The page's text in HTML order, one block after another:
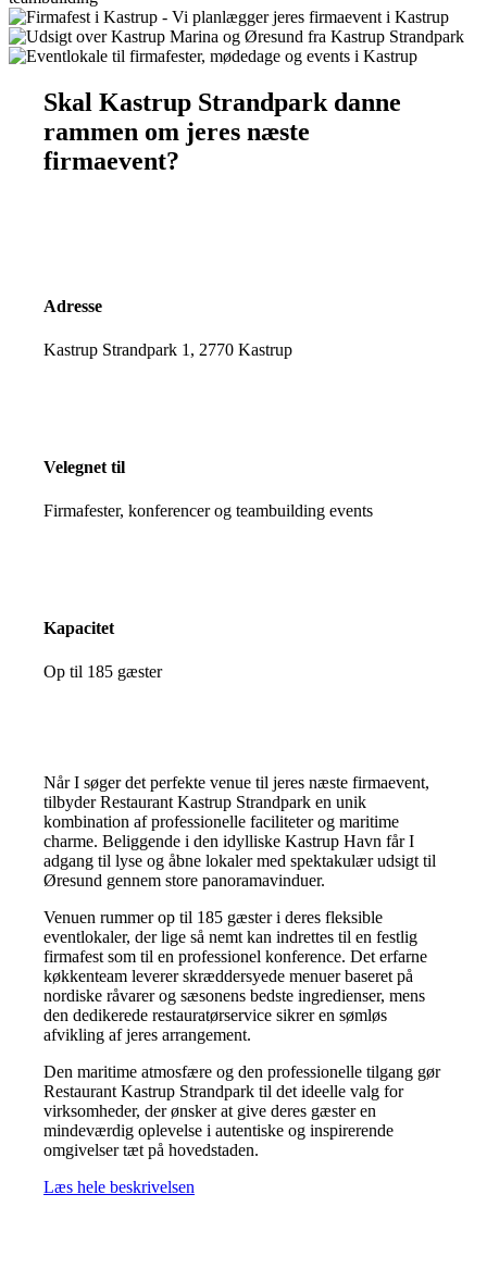
Skal Kastrup Strandpark danne
rammen om jeres næste
firmaevent?
Adresse
Kastrup Strandpark 1, 2770 Kastrup
Velegnet til
Firmafester, konferencer og teambuilding events
Kapacitet
Op til 185 gæster
Når I søger det perfekte venue til jeres næste firmaevent,
tilbyder Restaurant Kastrup Strandpark en unik
kombination af professionelle faciliteter og maritime
charme. Beliggende i den idylliske Kastrup Havn får I
adgang til lyse og åbne lokaler med spektakulær udsigt til
Øresund gennem store panoramavinduer.
Venuen rummer op til 185 gæster i deres fleksible
eventlokaler, der lige så nemt kan indrettes til en festlig
firmafest som til en professionel konference. Det erfarne
køkkenteam leverer skræddersyede menuer baseret på
nordiske råvarer og sæsonens bedste ingredienser, mens
den dedikerede restauratørservice sikrer en sømløs
afvikling af jeres arrangement.
Den maritime atmosfære og den professionelle tilgang gør
Restaurant Kastrup Strandpark til det ideelle valg for
virksomheder, der ønsker at give deres gæster en
mindeværdig oplevelse i autentiske og inspirerende
omgivelser tæt på hovedstaden.
Læs hele beskrivelsen